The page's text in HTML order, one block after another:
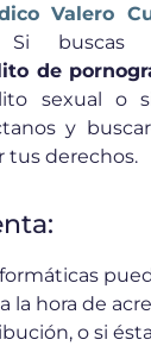
Valero
Si
de
sexual o
y
tus derechos.
la hora de
o si